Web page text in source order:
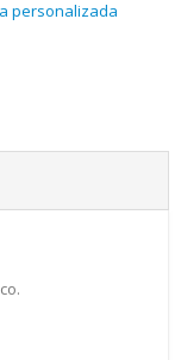
personalizada